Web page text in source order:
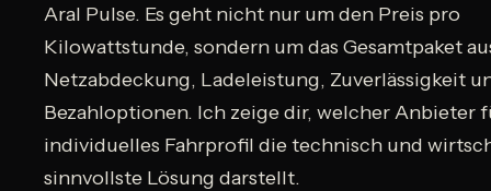
Aral Pulse. Es geht nicht nur um den Preis pro
Kilowattstunde, sondern um das Gesamtpaket
Netzabdeckung, Ladeleistung, Zuverlässigkeit
Bezahloptionen. Ich zeige dir, welcher Anbieter
individuelles Fahrprofil die technisch und
sinnvollste Lösung darstellt.